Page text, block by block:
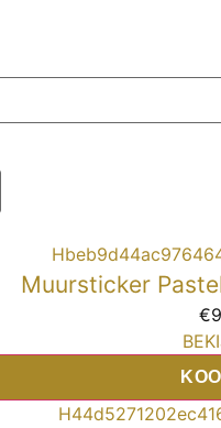
Muursticker
€